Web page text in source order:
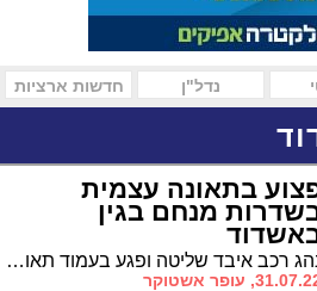
נדל"ן חדשות ארציות
בתאונה עצמית
מנחם בגין
נהג רכב איבד שליטה ופגע בעמוד תאורה בשדרות מנחם בגין, סמוך לתחנת הדלק דור אלון. צוותים ומתנדבים של מד"א העניקו לו סיוע ראשוני ופינו את הפצוע לבית החולים אסותא באשדוד
עופר אשטוקר